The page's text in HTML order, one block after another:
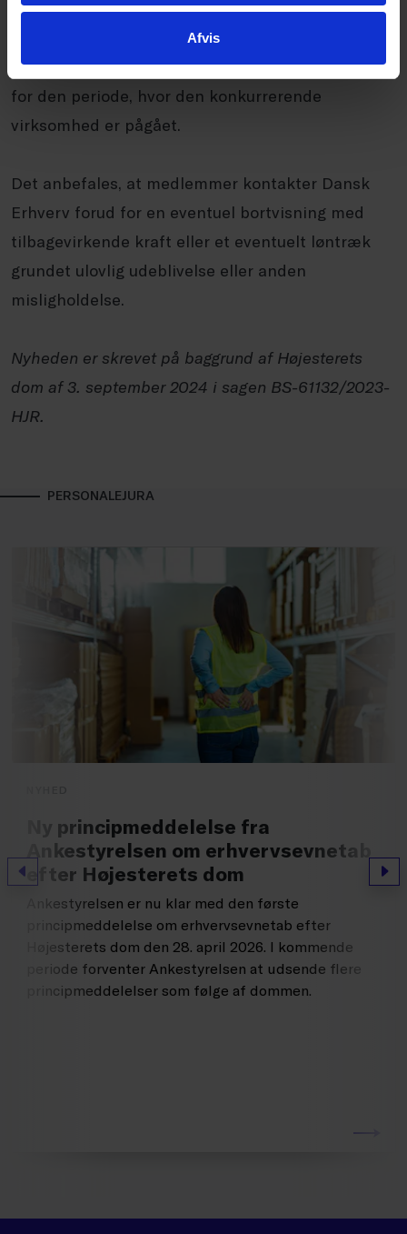
Afvis
loyalitetsforpligtelse ved fx at udøve
konkurrerende virksomhed, kan trækkes i løn eller
pålægges at tilbagebetale allerede udbetalt løn
for den periode, hvor den konkurrerende
virksomhed er pågået.
Det anbefales, at medlemmer kontakter Dansk
Erhverv forud for en eventuel bortvisning med
tilbagevirkende kraft eller et eventuelt løntræk
grundet ulovlig udeblivelse eller anden
misligholdelse.
Nyheden er skrevet på baggrund af Højesterets
dom af 3. september 2024 i sagen BS-61132/2023-
HJR.
PERSONALEJURA
Forrige
Ny principmeddelelse fra
Ankestyrelsen om erhvervsevnetab
efter Højesterets dom
Ankestyrelsen er nu klar med den første
principmeddelelse om erhvervsevnetab efter
Højesterets dom den 28. april 2026. I kommende
periode forventer Ankestyrelsen at udsende flere
principmeddelelser som følge af dommen.